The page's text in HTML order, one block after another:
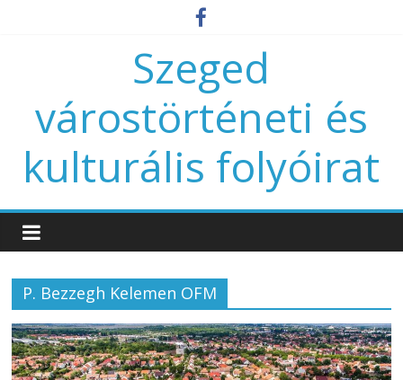
Szeged
várostörténeti és
kulturális folyóirat
P. Bezzegh Kelemen OFM